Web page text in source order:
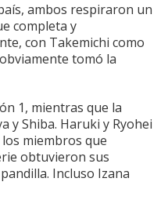
ambos respiraron un
completa y
con Takemichi como
tomó la
1, mientras que la
y Shiba. Haruki y Ryohei
miembros que
obtuvieron sus
Incluso Izana